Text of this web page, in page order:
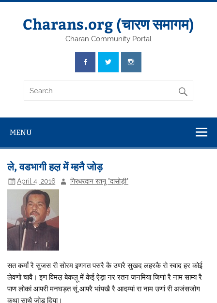
Skip
Charans.org (चारण समागम)
Charan Community Portal
MENU
ले, वडभागी हल़ में म्हनै जोड़
April 4, 2016 गिरधरदान रतनू "दासोड़ी"
सत कर्मां रै सुजस री सोरम इणगत पसरै कै उणरै सुखद लहरकै रो स्वाद हर कोई
लेवणो चावै। इण विमल़ बेकल़ू में केई ऐड़ा नर रतन जनमिया जिणां रै नाम साम्य रै
पाण लोकां आपरी मनघड़त सूं आपरै भांयखै रै आदम्यां रा नाम उणां री अजंसजोग
कथा साथै जोड़ दिया।